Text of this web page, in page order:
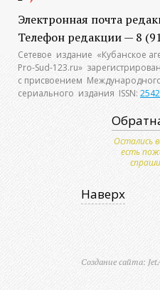
Электронная почта
Телефон редакции — 8
Сетевое издание «Кубанское
Pro-Sud-123.ru»
с присвоением
сериального издания ISSN:
Остались
есть
Наверх
Создание сайта: